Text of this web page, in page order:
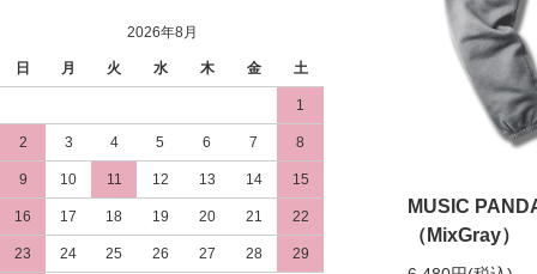
2026年8月
日 月 火 水 木 金 土
1
2 3 4 5 6 7 8
9 10 11 12 13 14 15
16 17 18 19 20 21 22
23 24 25 26 27 28 29
MUSIC
（MixGray）